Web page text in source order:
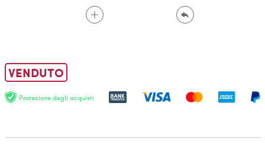
VENDUTO
Protezione degli acquisti